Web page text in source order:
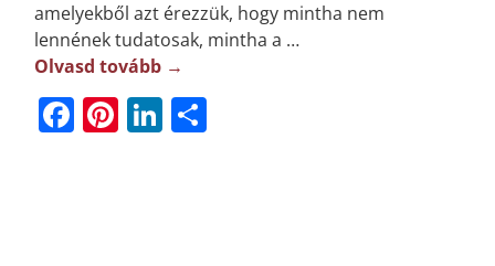
amelyekből azt érezzük, hogy mintha nem
lennének tudatosak, mintha a …
Olvasd tovább →
F Pi Li O